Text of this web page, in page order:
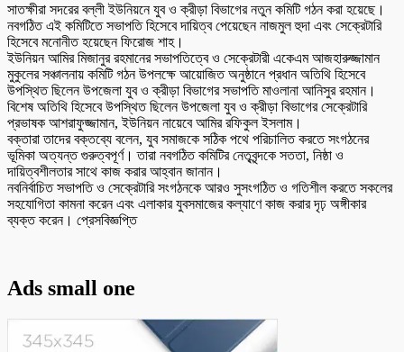
সাতক্ষীরা সদরের বল্লী ইউনিয়নে যুব ও ক্রীড়া বিভাগের নতুন কমিটি গঠন করা হয়েছে।
নবগঠিত এই কমিটিতে সভাপতি হিসেবে দায়িত্ব পেয়েছেন নাজমুল হুদা এবং সেক্রেটারি
হিসেবে মনোনীত হয়েছেন ফিরোজ শাহ।
ইউনিয়ন আমির মিজানুর রহমানের সভাপতিত্বে ও সেক্রেটারী একেএম আজহারুজ্জামান
মুকুলের সঞ্চালনায় কমিটি গঠন উপলক্ষে আয়োজিত অনুষ্ঠানে প্রধান অতিথি হিসেবে
উপস্থিত ছিলেন উপজেলা যুব ও ক্রীড়া বিভাগের সভাপতি মাওলানা আনিসুর রহমান।
বিশেষ অতিথি হিসেবে উপস্থিত ছিলেন উপজেলা যুব ও ক্রীড়া বিভাগের সেক্রেটারি
প্রভাষক আশরাফুজ্জামান, ইউনিয়ন নায়েবে আমির রফিকুল ইসলাম।
বক্তারা তাদের বক্তব্যে বলেন, যুব সমাজকে সঠিক পথে পরিচালিত করতে সংগঠনের
ভূমিকা অত্যন্ত গুরুত্বপূর্ণ। তারা নবগঠিত কমিটির নেতৃবৃন্দকে সততা, নিষ্ঠা ও
দায়িত্বশীলতার সাথে কাজ করার আহ্বান জানান।
নবনির্বাচিত সভাপতি ও সেক্রেটারি সংগঠনকে আরও সুসংগঠিত ও গতিশীল করতে সকলের
সহযোগিতা কামনা করেন এবং এলাকার যুবসমাজের কল্যাণে কাজ করার দৃঢ় অঙ্গীকার
ব্যক্ত করেন। প্রেসবিজ্ঞপ্তি
Ads small one